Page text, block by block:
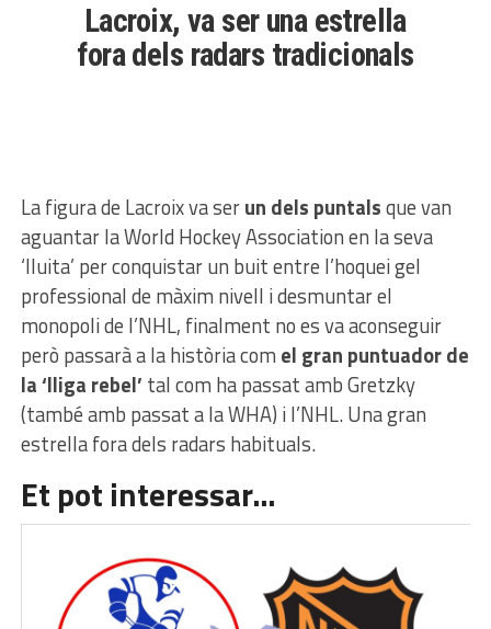
Lacroix, va ser una estrella
fora dels radars tradicionals
La figura de Lacroix va serun dels puntalsque van
aguantar la World Hockey Association en la seva
‘lluita’ per conquistar un buit entre l’hoquei gel
professional de màxim nivell i desmuntar el
monopoli de l’NHL, finalment no es va aconseguir
però passarà a la història com el gran puntuador de
la ‘lliga rebel’ tal com ha passat amb Gretzky
(també amb passat a la WHA) i l’NHL. Una gran
estrella fora dels radars habituals.
Et pot interessar…